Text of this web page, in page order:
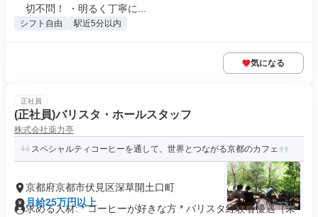
切不問！ ・明るく丁寧に...
シフト自由 駅近5分以内
気になる
正社員
(正社員)バリスタ・ホールスタッフ
株式会社薬力亭
スペシャルティコーヒーを通して、世界とつながる京都のカフェ
京都府京都市伏見区深草開土口町
月給25万円以上
求める人材: * コーヒーが好きな方 * バリスタ経験者優遇（未